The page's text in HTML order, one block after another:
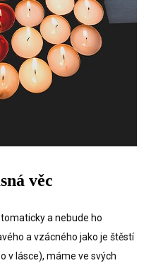
věc
a nebude ho
a vzácného jako je štěstí
v lásce), máme ve svých